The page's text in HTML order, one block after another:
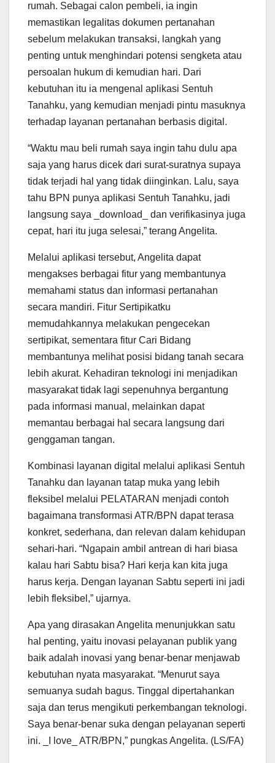
rumah. Sebagai calon pembeli, ia ingin
memastikan legalitas dokumen pertanahan
sebelum melakukan transaksi, langkah yang
penting untuk menghindari potensi sengketa atau
persoalan hukum di kemudian hari. Dari
kebutuhan itu ia mengenal aplikasi Sentuh
Tanahku, yang kemudian menjadi pintu masuknya
terhadap layanan pertanahan berbasis digital.
“Waktu mau beli rumah saya ingin tahu dulu apa
saja yang harus dicek dari surat-suratnya supaya
tidak terjadi hal yang tidak diinginkan. Lalu, saya
tahu BPN punya aplikasi Sentuh Tanahku, jadi
langsung saya _download_ dan verifikasinya juga
cepat, hari itu juga selesai,” terang Angelita.
Melalui aplikasi tersebut, Angelita dapat
mengakses berbagai fitur yang membantunya
memahami status dan informasi pertanahan
secara mandiri. Fitur Sertipikatku
memudahkannya melakukan pengecekan
sertipikat, sementara fitur Cari Bidang
membantunya melihat posisi bidang tanah secara
lebih akurat. Kehadiran teknologi ini menjadikan
masyarakat tidak lagi sepenuhnya bergantung
pada informasi manual, melainkan dapat
memantau berbagai hal secara langsung dari
genggaman tangan.
Kombinasi layanan digital melalui aplikasi Sentuh
Tanahku dan layanan tatap muka yang lebih
fleksibel melalui PELATARAN menjadi contoh
bagaimana transformasi ATR/BPN dapat terasa
konkret, sederhana, dan relevan dalam kehidupan
sehari-hari. “Ngapain ambil antrean di hari biasa
kalau hari Sabtu bisa? Hari kerja kan kita juga
harus kerja. Dengan layanan Sabtu seperti ini jadi
lebih fleksibel,” ujarnya.
Apa yang dirasakan Angelita menunjukkan satu
hal penting, yaitu inovasi pelayanan publik yang
baik adalah inovasi yang benar-benar menjawab
kebutuhan nyata masyarakat. “Menurut saya
semuanya sudah bagus. Tinggal dipertahankan
saja dan terus mengikuti perkembangan teknologi.
Saya benar-benar suka dengan pelayanan seperti
ini. _I love_ ATR/BPN,” pungkas Angelita. (LS/FA)